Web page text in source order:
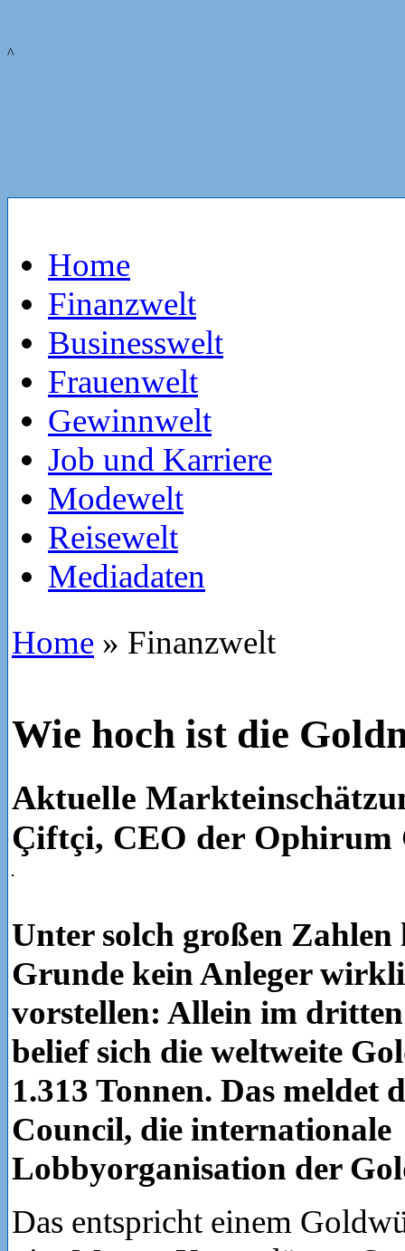
^
Home
Finanzwelt
Businesswelt
Frauenwelt
Gewinnwelt
Job und Karriere
Modewelt
Reisewelt
Mediadaten
Home » Finanzwelt
Wie hoch ist die
Aktuelle
Çiftçi, CEO der Ophirum
Unter solch großen
Grunde kein Anleger
vorstellen: Allein im
belief sich die weltweite
1.313 Tonnen. Das meldet
Council, die internationale
Lobbyorganisation der
Das entspricht einem